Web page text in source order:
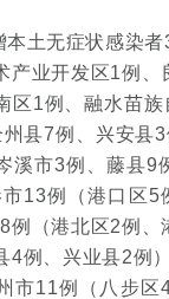
本土无症状感染
产业开发区1例
区1例、融水苗
县7例、兴安县
溪市3例、藤县9
13例（港口区
例（港北区2例
4例、兴业县2例
市11例（八步